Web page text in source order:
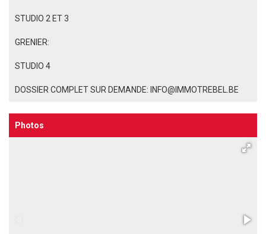
STUDIO 2 ET 3
GRENIER:
STUDIO 4
DOSSIER COMPLET SUR DEMANDE: INFO@IMMOTREBEL.BE
Photos